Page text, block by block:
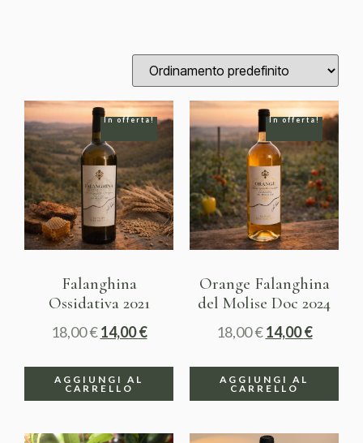
In offerta!
Falanghina
Ossidativa 2021
18,00€ 14,00€
AGGIUNGI AL
CARRELLO
In offerta!
Orange Falanghina
del Molise Doc 2024
18,00€ 14,00€
AGGIUNGI AL
CARRELLO